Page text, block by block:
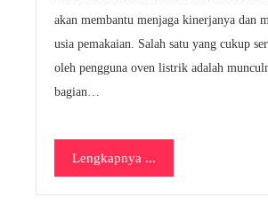
akan membantu menjaga kinerjanya dan
usia pemakaian. Salah satu yang cukup
oleh pengguna oven listrik adalah
bagian…
Lengkapnya ...